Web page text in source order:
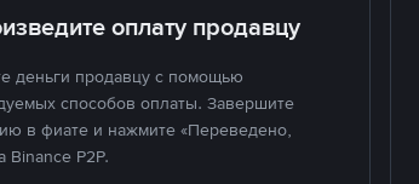
оплату продавцу
деньги продавцу с помощью
способов оплаты. Завершите
в фиате и нажмите «Переведено,
Binance P2P.